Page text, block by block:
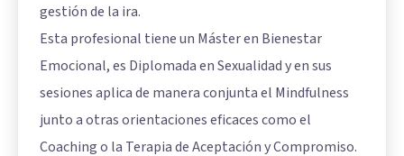
gestión de la ira.
Esta profesional tiene un Máster en Bienestar
Emocional, es Diplomada en Sexualidad y en sus
sesiones aplica de manera conjunta el Mindfulness
junto a otras orientaciones eficaces como el
Coaching o la Terapia de Aceptación y Compromiso.